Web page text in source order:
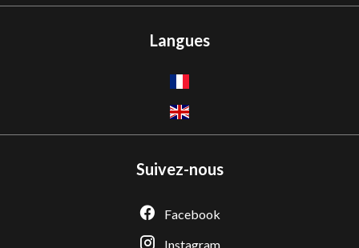
Langues
Suivez-nous
Facebook
Instagram